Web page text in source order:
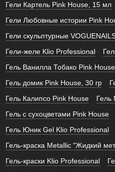
Гели Картель Pink House, 15 мл
Гели Любовные истории Pink
Гели скульптурные
Гели-желе Klio Professional
Гель Ванилла Тобако Pink House
Гель домик Pink House, 30 гр
Гель Калипсо Pink House
Гель
Гель с сухоцветами Pink House
Гель Юник Gel Klio Professional
Гель-краска Metallic "Жидкий
Гель-краски Klio Professional